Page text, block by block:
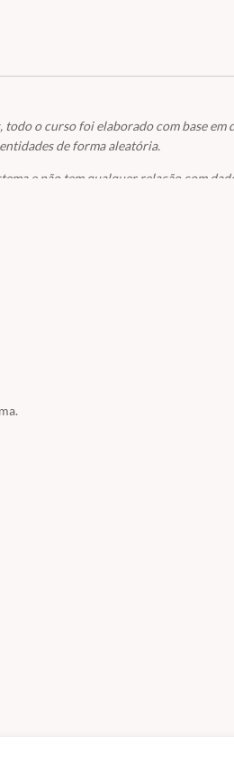
todo o curso foi elaborado com base em
de forma aleatória.
e não tem qualquer relação com
a cópia, reprodução ou utilização